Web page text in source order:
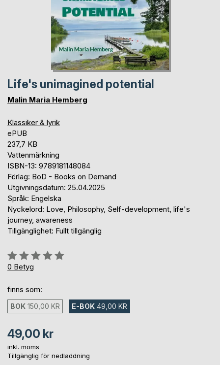
Life's unimagined potential
Malin Maria Hemberg
Klassiker & lyrik
ePUB
237,7 KB
Vattenmärkning
ISBN-13: 9789181148084
Förlag: BoD - Books on Demand
Utgivningsdatum: 25.04.2025
Språk: Engelska
Nyckelord: Love, Philosophy, Self-development, life's
journey, awareness
Tillgänglighet: Fullt tillgänglig
Betyg::
0%
0 Betyg
finns som:
BOK 150,00 KR E-BOK 49,00 KR
49,00 kr
inkl. moms
Tillgänglig för nedladdning